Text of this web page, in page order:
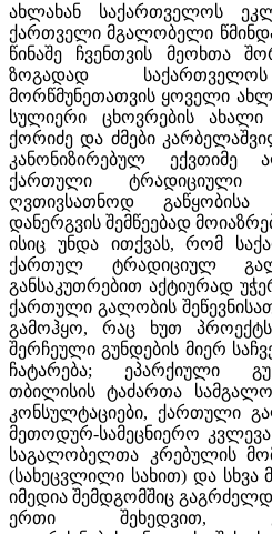
ახლახან საქართველოს
ქართველი მგალობელი
წინაშე ჩვენთვის მეოხთა
ზოგადად
მორწმუნეთათვის ყოველი
სულიერი ცხოვრების
ქორიძე და ძმები
კანონიზირებულ ექვთიმე
ქართული ტრადიციული
ღვთივსათნოდ გაწყობისა
დანერგვის შემწეებად
ისიც უნდა ითქვას, რომ
ქართულ ტრადიციულ
განსაკუთრებით აქტიურად
ქართული გალობის
გამოჰყო, რაც ხუთ პროექტს
შერჩეული გუნდების მიერ
ჩატარება; ეპარქიული
თბილისის ტაძართა
კონსულტაციები, ქართული
მეთოდურ-სამეცნიერო
საგალობელთა კრებულის
(სახეცვლილი სახით) და სხვა
იმედია შემდგომშიც
ერთი შეხედვით,